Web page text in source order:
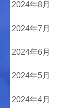
2024年8月
2024年7月
2024年6月
2024年5月
2024年4月